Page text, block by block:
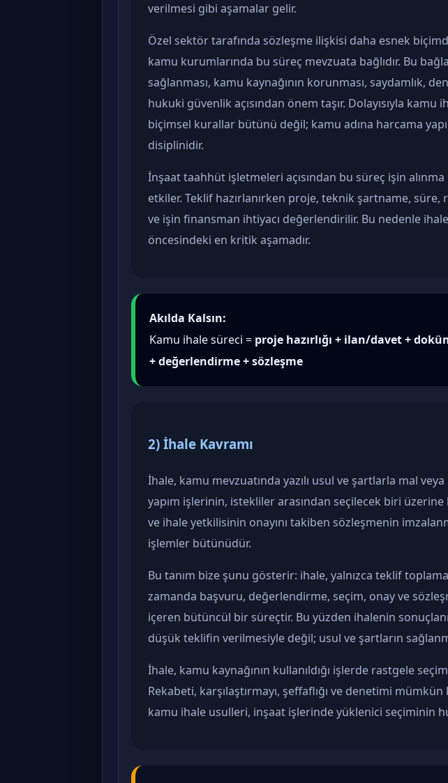
verilmesi gibi aşamalar gelir.
Özel sektör tarafında sözleşme ilişkisi daha esnek
kamu kurumlarında bu süreç mevzuata bağlıdır. Bu
sağlanması, kamu kaynağının korunması, saydamlık,
hukuki güvenlik açısından önem taşır. Dolayısıyla kamu
biçimsel kurallar bütünü değil; kamu adına harcama
disiplinidir.
İnşaat taahhüt işletmeleri açısından bu süreç işin
etkiler. Teklif hazırlanırken proje, teknik şartname, süre,
ve işin finansman ihtiyacı değerlendirilir. Bu nedenle
öncesindeki en kritik aşamadır.
Akılda Kalsın:
Kamu ihale süreci = proje hazırlığı + ilan/davet +
+ değerlendirme + sözleşme
2) İhale Kavramı
İhale, kamu mevzuatında yazılı usul ve şartlarla mal veya
yapım işlerinin, istekliler arasından seçilecek biri üzerine
ve ihale yetkilisinin onayını takiben sözleşmenin
işlemler bütünüdür.
Bu tanım bize şunu gösterir: ihale, yalnızca teklif
zamanda başvuru, değerlendirme, seçim, onay ve
içeren bütüncül bir süreçtir. Bu yüzden ihalenin
düşük teklifin verilmesiyle değil; usul ve şartların
İhale, kamu kaynağının kullanıldığı işlerde rastgele seçim
Rekabeti, karşılaştırmayı, şeffaflığı ve denetimi mümkün
kamu ihale usulleri, inşaat işlerinde yüklenici seçiminin